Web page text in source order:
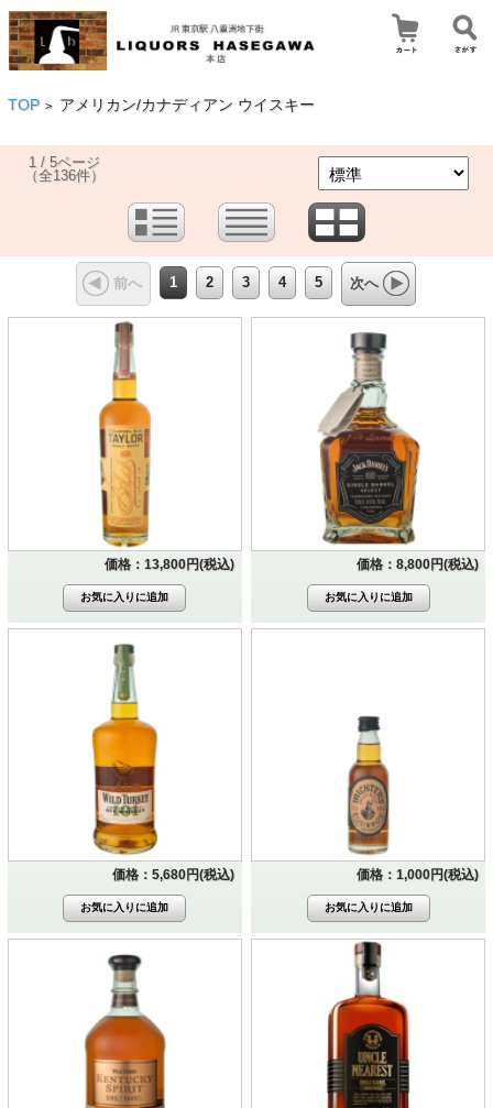
TOP > アメリカン/カナディアン ウイスキー
1 / 5ページ
（全136件）
前へ 1 2 3 4 5 次へ
価格：13,800円(税込) 価格：8,800円(税込)
価格：5,680円(税込) 価格：1,000円(税込)